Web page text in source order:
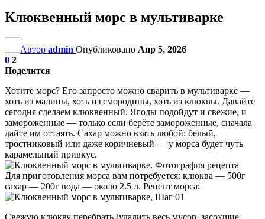
Клюквенный морс в мультиварке
Автор admin Опубликовано Апр 5, 2026
0 2
Поделится
Хотите морс? Его запросто можно сварить в мультиварке —
хоть из малины, хоть из смородины, хоть из клюквы. Давайте
сегодня сделаем клюквенный. Ягоды подойдут и свежие, и
замороженные — только если берёте замороженные, сначала
дайте им оттаять. Сахар можно взять любой: белый,
тростниковый или даже коричневый — у морса будет чуть
карамельный привкус.
Для приготовления морса вам потребуется: клюква — 500г
сахар — 200г вода — около 2.5 л. Рецепт морса:
Свежую клюкву перебрать (удалить весь мусор, засохшие